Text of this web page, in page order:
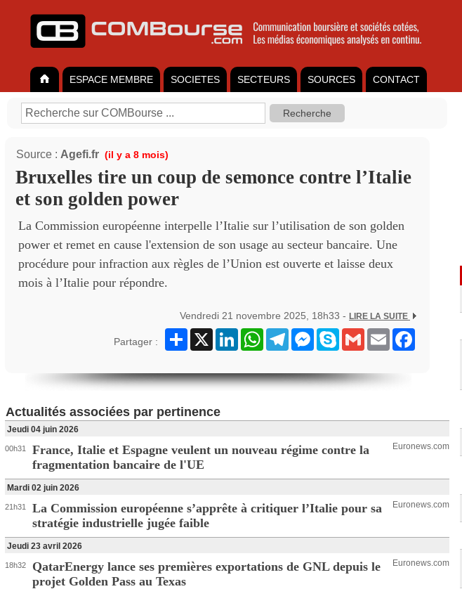
ESPACE MEMBRE SOCIETES SECTEURS SOURCES CONTACT
Source : Agefi.fr (il y a 8 mois)
Bruxelles tire un coup de semonce contre l’Italie
et son golden power
La Commission européenne interpelle l’Italie sur l’utilisation de son golden
power et remet en cause l'extension de son usage au secteur bancaire. Une
procédure pour infraction aux règles de l’Union est ouverte et laisse deux
mois à l’Italie pour répondre.
Vendredi 21 novembre 2025, 18h33 - LIRE LA SUITE
Partager :
Partager
X LinkedInWhatsAppTelegramMessenger
Skype Gmail Email
Actualités associées par pertinence
Jeudi 04 juin 2026
00h31
France, Italie et Espagne veulent un nouveau régime contre la
fragmentation bancaire de l'UE
Euronews.com
Mardi 02 juin 2026
21h31
La Commission européenne s’apprête à critiquer l’Italie pour sa
stratégie industrielle jugée faible
Euronews.com
Jeudi 23 avril 2026
18h32
QatarEnergy lance ses premières exportations de GNL depuis le
projet Golden Pass au Texas
Euronews.com